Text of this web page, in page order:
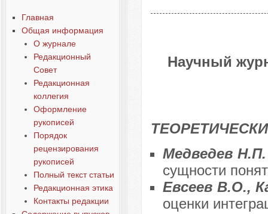
Главная
Общая информация
О журнале
Редакционный
Совет
Редакционная
коллегия
Оформление
рукописей
Порядок
рецензирования
рукописей
Полный текст статьи
Редакционная этика
Контакты редакции
Научный
Медведев
сущности
Евсеев В.О.,
оценки